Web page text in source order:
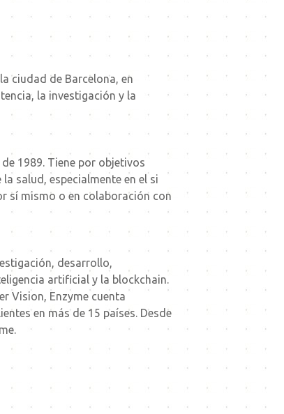
ciudad de Barcelona, ​​en
la investigación y la
1989. Tiene por objetivos
salud, especialmente en el si
sí mismo o en colaboración con
desarrollo,
artificial y la blockchain.
Vision, Enzyme cuenta
en más de 15 países. Desde